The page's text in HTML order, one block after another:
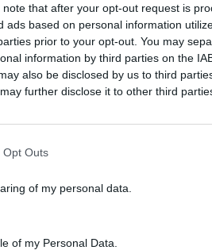
that after your opt-out request is
ads based on personal information
prior to your opt-out. You may
information by third parties on the
also be disclosed by us to third
further disclose it to other third
Opt Outs
of my personal data.
of my Personal Data.